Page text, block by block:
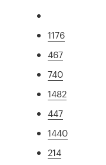
1176
467
740
1482
447
1440
214